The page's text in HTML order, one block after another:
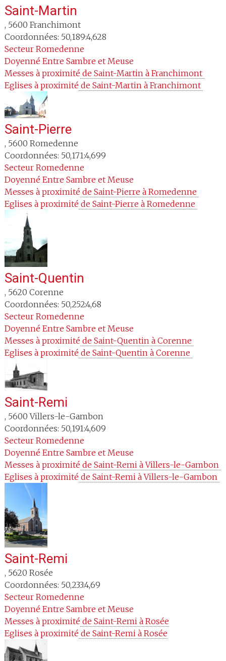
Saint-Martin
, 5600 Franchimont
Coordonnées: 50,189:4,628
Secteur Romedenne
Doyenné Entre Sambre et Meuse
Messes à proximité de Saint-Martin à Franchimont
Eglises à proximité de Saint-Martin à Franchimont
Saint-Pierre
, 5600 Romedenne
Coordonnées: 50,171:4,699
Secteur Romedenne
Doyenné Entre Sambre et Meuse
Messes à proximité de Saint-Pierre à Romedenne
Eglises à proximité de Saint-Pierre à Romedenne
Saint-Quentin
, 5620 Corenne
Coordonnées: 50,252:4,68
Secteur Romedenne
Doyenné Entre Sambre et Meuse
Messes à proximité de Saint-Quentin à Corenne
Eglises à proximité de Saint-Quentin à Corenne
Saint-Remi
, 5600 Villers-le-Gambon
Coordonnées: 50,191:4,609
Secteur Romedenne
Doyenné Entre Sambre et Meuse
Messes à proximité de Saint-Remi à Villers-le-Gambon
Eglises à proximité de Saint-Remi à Villers-le-Gambon
Saint-Remi
, 5620 Rosée
Coordonnées: 50,233:4,69
Secteur Romedenne
Doyenné Entre Sambre et Meuse
Messes à proximité de Saint-Remi à Rosée
Eglises à proximité de Saint-Remi à Rosée